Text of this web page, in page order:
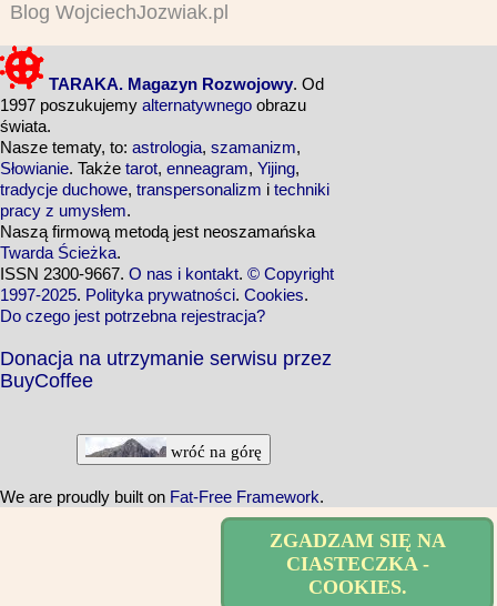
ZGADZAM SIĘ NA
CIASTECZKA -
COOKIES.
Blog WojciechJozwiak.pl
TARAKA. Magazyn Rozwojowy. Od
1997 poszukujemy alternatywnego obrazu
świata.
Nasze tematy, to: astrologia, szamanizm,
Słowianie. Także tarot, enneagram, Yijing,
tradycje duchowe, transpersonalizm i techniki
pracy z umysłem.
Naszą firmową metodą jest neoszamańska
Twarda Ścieżka.
ISSN 2300-9667. O nas i kontakt. © Copyright
1997-2025. Polityka prywatności. Cookies.
Do czego jest potrzebna rejestracja?
Donacja na utrzymanie serwisu przez
BuyCoffee
wróć na górę
We are proudly built on Fat-Free Framework.